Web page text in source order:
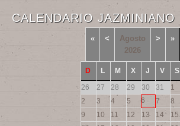
CALENDARIO JAZMINIANO
« <
Agosto
2026
> »
D L M X J V
S
26
27 28 29 30 31
1
2
3 4 5 6 7
8
9
10 11 12 13 14
15